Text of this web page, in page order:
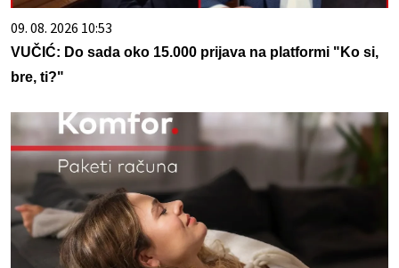
09. 08. 2026 10:53
VUČIĆ: Do sada oko 15.000 prijava na platformi "Ko si,
bre, ti?"